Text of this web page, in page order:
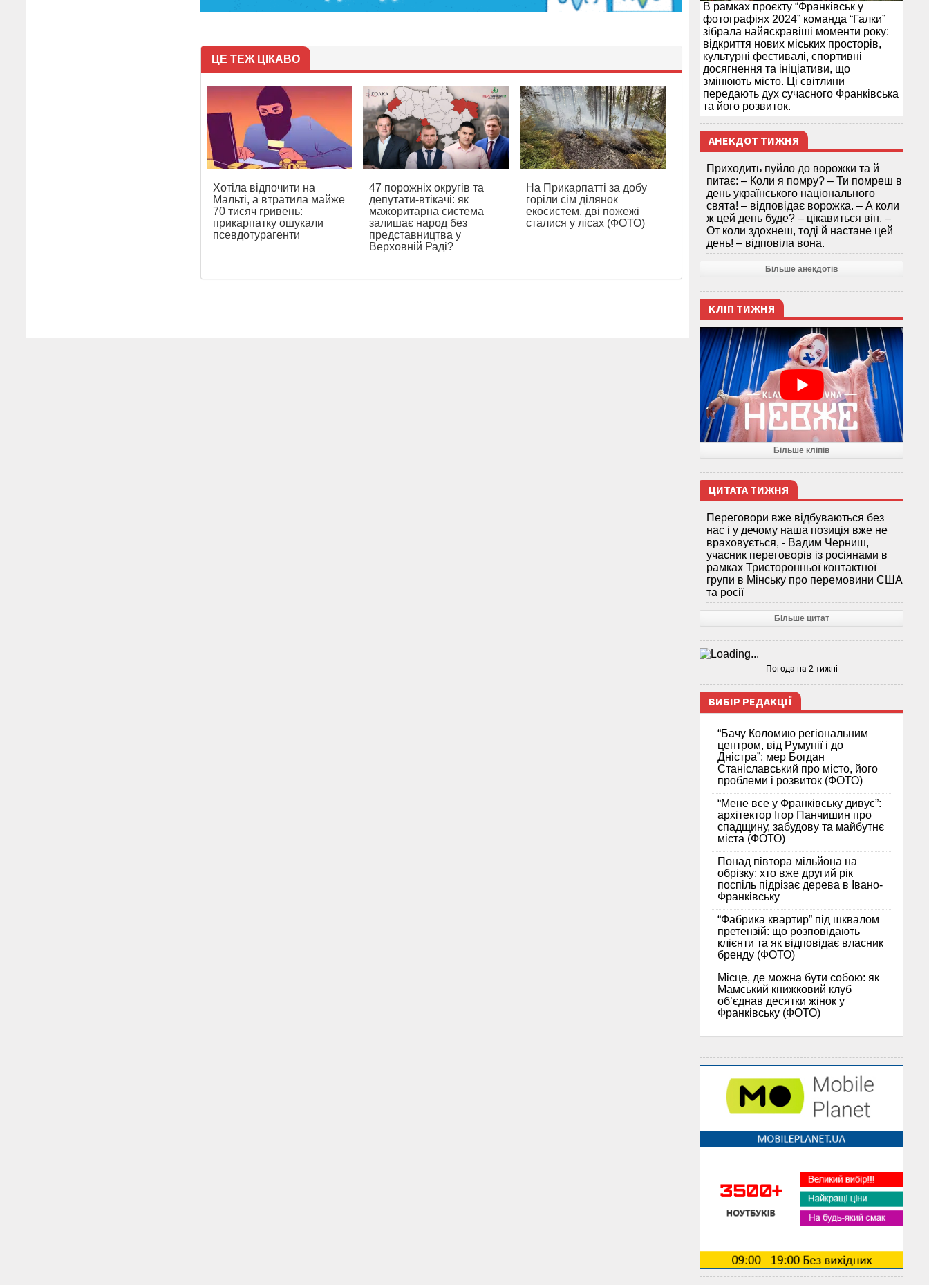
ЦЕ ТЕЖ ЦІКАВО
Хотіла відпочити на
Мальті, а втратила майже
70 тисяч гривень:
прикарпатку ошукали
псевдотурагенти
47 порожніх округів та
депутати-втікачі: як
мажоритарна система
залишає народ без
представництва у
Верховній Раді?
На Прикарпатті за добу
горіли сім ділянок
екосистем, дві пожежі
сталися у лісах (ФОТО)
В рамках проєкту “Франківськ у
фотографіях 2024” команда “Галки”
зібрала найяскравіші моменти року:
відкриття нових міських просторів,
культурні фестивалі, спортивні
досягнення та ініціативи, що
змінюють місто. Ці світлини
передають дух сучасного Франківська
та його розвиток.
АНЕКДОТ ТИЖНЯ
Приходить пуйло до ворожки та й
питає: – Коли я помру? – Ти помреш в
день українського національного
свята! – відповідає ворожка. – А коли
ж цей день буде? – цікавиться він. –
От коли здохнеш, тоді й настане цей
день! – відповіла вона.
Більше анекдотів
КЛІП ТИЖНЯ
Більше кліпів
ЦИТАТА ТИЖНЯ
Переговори вже відбуваються без
нас і у дечому наша позиція вже не
враховується, - Вадим Черниш,
учасник переговорів із росіянами в
рамках Тристоронньої контактної
групи в Мінську про перемовини США
та росії
Більше цитат
Погода на 2 тижні
ВИБІР РЕДАКЦІЇ
“Бачу Коломию регіональним
центром, від Румунії і до
Дністра”: мер Богдан
Станіславський про місто, його
проблеми і розвиток (ФОТО)
“Мене все у Франківську дивує”:
архітектор Ігор Панчишин про
спадщину, забудову та майбутнє
міста (ФОТО)
Понад півтора мільйона на
обрізку: хто вже другий рік
поспіль підрізає дерева в Івано-
Франківську
“Фабрика квартир” під шквалом
претензій: що розповідають
клієнти та як відповідає власник
бренду (ФОТО)
Місце, де можна бути собою: як
Мамський книжковий клуб
об’єднав десятки жінок у
Франківську (ФОТО)